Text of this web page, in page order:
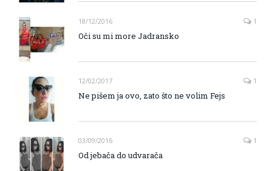
18/12/2016 1
Oči su mi more Jadransko
12/02/2017 1
Ne pišem ja ovo, zato što ne volim Fejs
03/09/2016 1
Od jebača do udvarača